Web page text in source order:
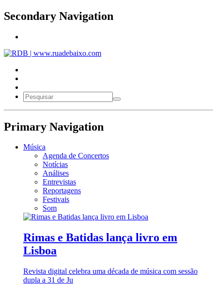
Secondary Navigation
Primary Navigation
Música
Agenda de Concertos
Notícias
Análises
Entrevistas
Reportagens
Festivais
Som
Rimas e Batidas lança livro em
Lisboa
Revista digital celebra uma década de música com sessão
dupla a 31 de Ju